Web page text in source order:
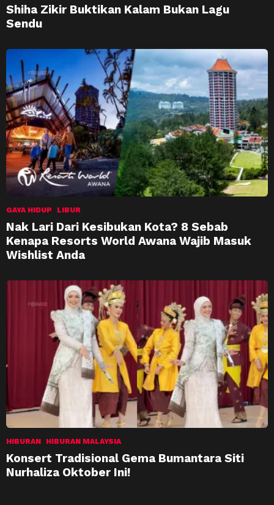
Shiha Zikir Buktikan Kalam Bukan Lagu
Sendu
GAYA HIDUP LIBUR
Nak Lari Dari Kesibukan Kota? 8 Sebab
Kenapa Resorts World Awana Wajib Masuk
Wishlist Anda
HIBURAN HIBURAN MALAYSIA
Konsert Tradisional Gema Bumantara Siti
Nurhaliza Oktober Ini!